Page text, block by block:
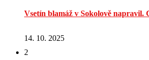
Vsetín blamáž v Sokolově
14. 10. 2025
2